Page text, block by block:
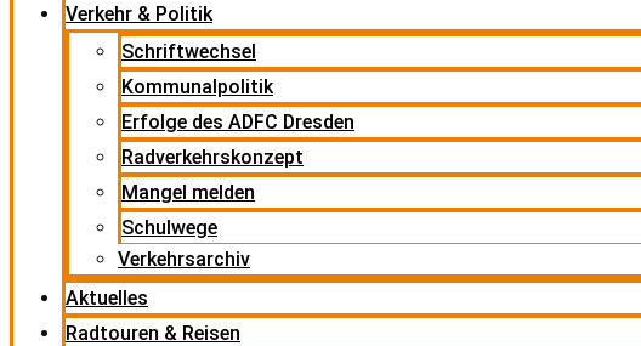
Verkehr & Politik
Schriftwechsel
Kommunalpolitik
Erfolge des ADFC Dresden
Radverkehrskonzept
Mangel melden
Schulwege
Verkehrsarchiv
Aktuelles
Radtouren & Reisen